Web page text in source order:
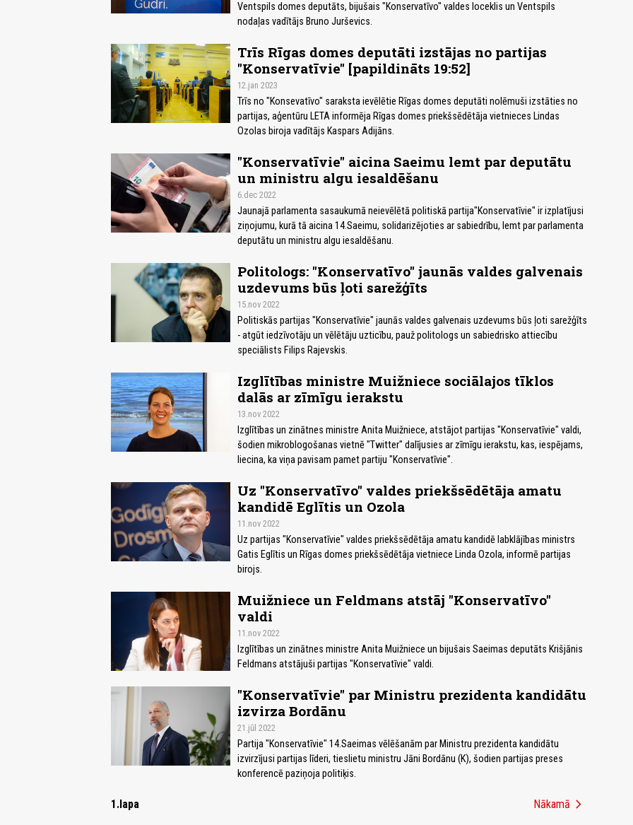
Ventspils domes deputāts, bijušais "Konservatīvo" valdes loceklis un Ventspils
nodaļas vadītājs Bruno Jurševics.
Trīs Rīgas domes deputāti izstājas no partijas
"Konservatīvie" [papildināts 19:52]
12.jan 2023
Trīs no "Konsevatīvo" saraksta ievēlētie Rīgas domes deputāti nolēmuši izstāties no
partijas, aģentūru LETA informēja Rīgas domes priekšsēdētāja vietnieces Lindas
Ozolas biroja vadītājs Kaspars Adijāns.
"Konservatīvie" aicina Saeimu lemt par deputātu
un ministru algu iesaldēšanu
6.dec 2022
Jaunajā parlamenta sasaukumā neievēlētā politiskā partija"Konservatīvie" ir izplatījusi
ziņojumu, kurā tā aicina 14.Saeimu, solidarizējoties ar sabiedrību, lemt par parlamenta
deputātu un ministru algu iesaldēšanu.
Politologs: "Konservatīvo" jaunās valdes galvenais
uzdevums būs ļoti sarežģīts
15.nov 2022
Politiskās partijas "Konservatīvie" jaunās valdes galvenais uzdevums būs ļoti sarežģīts
- atgūt iedzīvotāju un vēlētāju uzticību, pauž politologs un sabiedrisko attiecību
speciālists Filips Rajevskis.
Izglītības ministre Muižniece sociālajos tīklos
dalās ar zīmīgu ierakstu
13.nov 2022
Izglītības un zinātnes ministre Anita Muižniece, atstājot partijas "Konservatīvie" valdi,
šodien mikroblogošanas vietnē "Twitter" dalījusies ar zīmīgu ierakstu, kas, iespējams,
liecina, ka viņa pavisam pamet partiju "Konservatīvie".
Uz "Konservatīvo" valdes priekšsēdētāja amatu
kandidē Eglītis un Ozola
11.nov 2022
Uz partijas "Konservatīvie" valdes priekšsēdētāja amatu kandidē labklājības ministrs
Gatis Eglītis un Rīgas domes priekšsēdētāja vietniece Linda Ozola, informē partijas
birojs.
Muižniece un Feldmans atstāj "Konservatīvo"
valdi
11.nov 2022
Izglītības un zinātnes ministre Anita Muižniece un bijušais Saeimas deputāts Krišjānis
Feldmans atstājuši partijas "Konservatīvie" valdi.
"Konservatīvie" par Ministru prezidenta kandidātu
izvirza Bordānu
21.jūl 2022
Partija "Konservatīvie" 14.Saeimas vēlēšanām par Ministru prezidenta kandidātu
izvirzījusi partijas līderi, tieslietu ministru Jāni Bordānu (K), šodien partijas preses
konferencē paziņoja politiķis.
1.lapa Nākamā chevron_right